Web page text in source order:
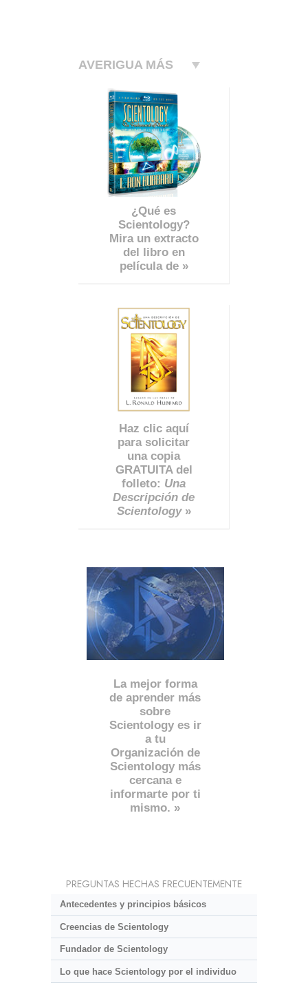
AVERIGUA MÁS
¿Qué es
Scientology?
Mira un extracto
del libro en
película de »
Haz clic aquí
para solicitar
una copia
GRATUITA del
folleto: Una
Descripción de
Scientology»
La mejor forma
de aprender más
sobre
Scientology es ir
a tu
Organización de
Scientology más
cercana e
informarte por ti
mismo. »
PREGUNTAS HECHAS FRECUENTEMENTE
Antecedentes y principios básicos
Creencias de Scientology
Fundador de Scientology
Lo que hace Scientology por el individuo